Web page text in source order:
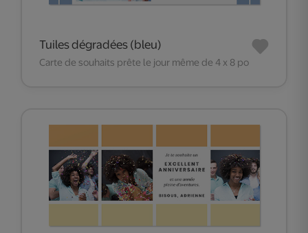
Tuiles dégradées (bleu)
Carte de souhaits prête le jour même de 4 x 8 po